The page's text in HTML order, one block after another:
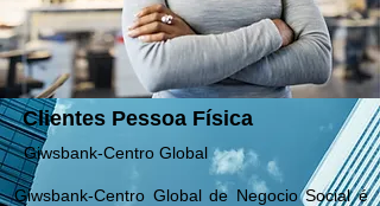
Clientes Pessoa Física
Giwsbank-Centro Global
Giwsbank-Centro Global de Negocio Social é